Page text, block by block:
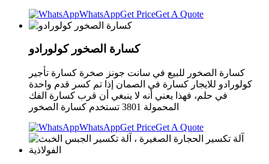
WhatsAppGet PriceGet A Quote
كسارة الصخور كولورادو
كسارة الصخور للبيع في سانت جونز صخرة كسارة تأجير
كولورادو للايجار كسارة في الصمان إذا تم كسر قدم واحدة
في حلم، فهذا يعني أنه لا ينبغي أن قرب كسارة الفك
المحمولة 3801 تستخدم كسارة الصخور
WhatsAppGet PriceGet A Quote